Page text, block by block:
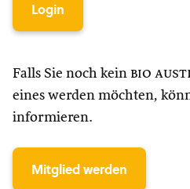
Login
Falls Sie noch kein bio
eines werden möchten,
informieren.
Mitglied werden